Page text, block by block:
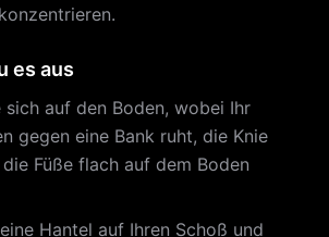
es aus
sich auf den Boden, wobei Ihr
gegen eine Bank ruht, die Knie
Füße flach auf dem Boden
Hantel auf Ihren Schoß und